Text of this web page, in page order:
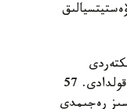
2020 -جىلى شەتەلدىكتەردى
تىركەۋدىڭ جانە ولاردىڭ كوشى- قون كارتوچكالارىن تولتىرۋى قاجەتتىلىگىنىڭ كۇشىن جويۋدى قولدادى. 57
ءۇشىن 72 ساعاتتىق ۆيزاسىز رەجىمدى